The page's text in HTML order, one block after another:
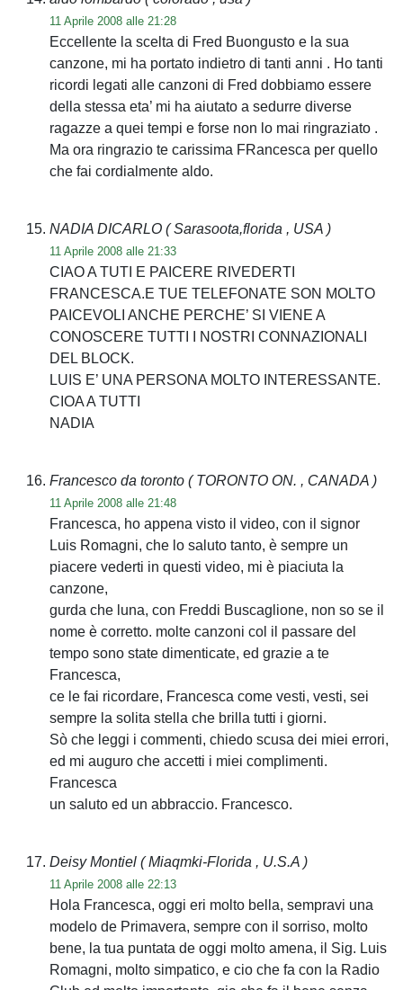
11 Aprile 2008 alle 21:28
Eccellente la scelta di Fred Buongusto e la sua
canzone, mi ha portato indietro di tanti anni . Ho tanti
ricordi legati alle canzoni di Fred dobbiamo essere
della stessa eta’ mi ha aiutato a sedurre diverse
ragazze a quei tempi e forse non lo mai ringraziato .
Ma ora ringrazio te carissima FRancesca per quello
che fai cordialmente aldo.
NADIA DICARLO ( Sarasoota,florida , USA )
11 Aprile 2008 alle 21:33
CIAO A TUTI E PAICERE RIVEDERTI
FRANCESCA.E TUE TELEFONATE SON MOLTO
PAICEVOLI ANCHE PERCHE’ SI VIENE A
CONOSCERE TUTTI I NOSTRI CONNAZIONALI
DEL BLOCK.
LUIS E’ UNA PERSONA MOLTO INTERESSANTE.
CIOA A TUTTI
NADIA
Francesco da toronto ( TORONTO ON. , CANADA )
11 Aprile 2008 alle 21:48
Francesca, ho appena visto il video, con il signor
Luis Romagni, che lo saluto tanto, è sempre un
piacere vederti in questi video, mi è piaciuta la
canzone,
gurda che luna, con Freddi Buscaglione, non so se il
nome è corretto. molte canzoni col il passare del
tempo sono state dimenticate, ed grazie a te
Francesca,
ce le fai ricordare, Francesca come vesti, vesti, sei
sempre la solita stella che brilla tutti i giorni.
Sò che leggi i commenti, chiedo scusa dei miei errori,
ed mi auguro che accetti i miei complimenti.
Francesca
un saluto ed un abbraccio. Francesco.
Deisy Montiel ( Miaqmki-Florida , U.S.A )
11 Aprile 2008 alle 22:13
Hola Francesca, oggi eri molto bella, sempravi una
modelo de Primavera, sempre con il sorriso, molto
bene, la tua puntata de oggi molto amena, il Sig. Luis
Romagni, molto simpatico, e cio che fa con la Radio